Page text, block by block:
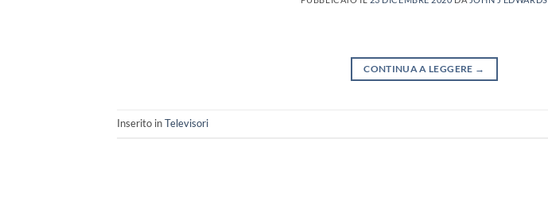
CONTINUA A LEGGERE →
Inserito inTelevisori